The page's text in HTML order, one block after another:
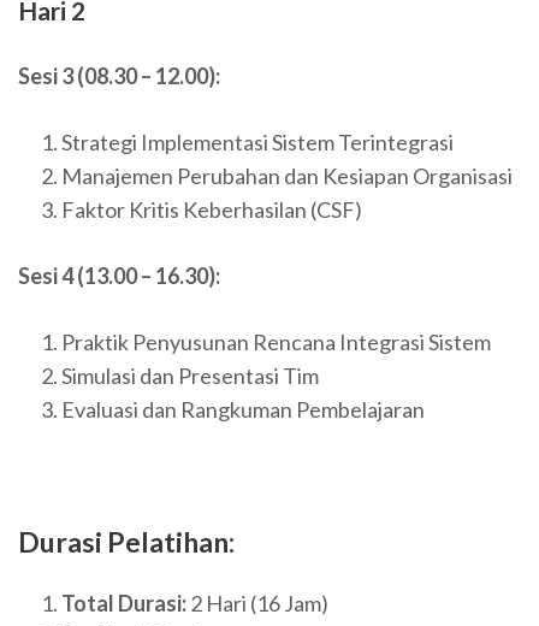
Hari 2
Sesi 3 (08.30 – 12.00):
Strategi Implementasi Sistem Terintegrasi
Manajemen Perubahan dan Kesiapan Organisasi
Faktor Kritis Keberhasilan (CSF)
Sesi 4 (13.00 – 16.30):
Praktik Penyusunan Rencana Integrasi Sistem
Simulasi dan Presentasi Tim
Evaluasi dan Rangkuman Pembelajaran
Durasi Pelatihan:
Total Durasi:2 Hari (16 Jam)